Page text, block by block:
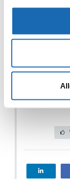
onder andere
Mensen die
lopen voor
zes weken zal